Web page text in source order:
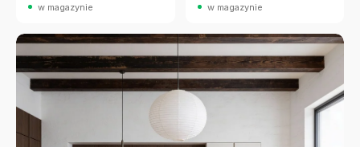
w magazynie w magazynie